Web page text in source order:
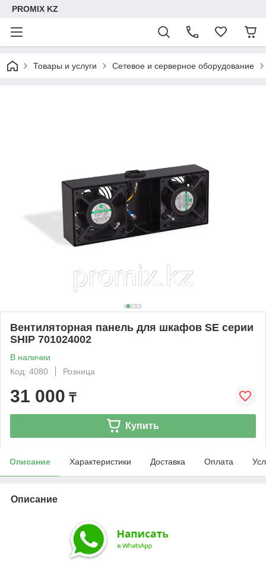
PROMIX KZ
Товары и услуги Сетевое и серверное оборудование
Вентиляторная панель для шкафов SE серии
SHIP 701024002
В наличии
Код: 4080
Розница
31 000 ₸
Купить
Описание Характеристики Доставка Оплата
Описание